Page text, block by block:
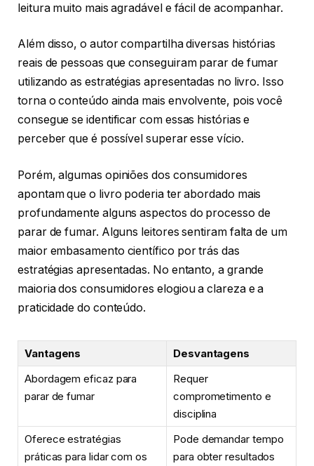
leitura muito mais agradável e fácil de acompanhar.
Além disso, o autor compartilha diversas histórias
reais de pessoas que conseguiram parar de fumar
utilizando as estratégias apresentadas no livro. Isso
torna o conteúdo ainda mais envolvente, pois você
consegue se identificar com essas histórias e
perceber que é possível superar esse vício.
Porém, algumas opiniões dos consumidores
apontam que o livro poderia ter abordado mais
profundamente alguns aspectos do processo de
parar de fumar. Alguns leitores sentiram falta de um
maior embasamento científico por trás das
estratégias apresentadas. No entanto, a grande
maioria dos consumidores elogiou a clareza e a
praticidade do conteúdo.
Vantagens
Desvantagens
Abordagem eficaz para
parar de fumar
Requer
comprometimento e
disciplina
Oferece estratégias
práticas para lidar com os
Pode demandar tempo
para obter resultados